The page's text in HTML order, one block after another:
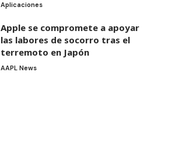
Aplicaciones
Apple se compromete a apoyar
las labores de socorro tras el
terremoto en Japón
AAPL News